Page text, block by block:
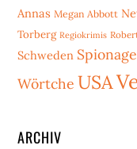
Annas Megan Abbott
Torberg Regiokrimis
Schweden
Wörtche USA
ARCHIV